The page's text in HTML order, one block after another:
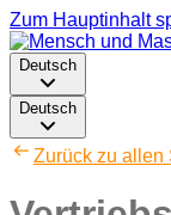
Zum Hauptinhalt
Deutsch
Deutsch
Zurück zu allen